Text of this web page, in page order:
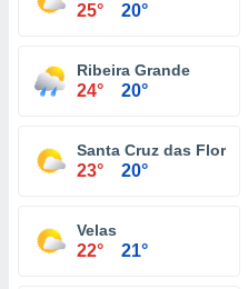
25° 20°
Ribeira Grande
24° 20°
Santa Cruz das Flores
23° 20°
Velas
22° 21°